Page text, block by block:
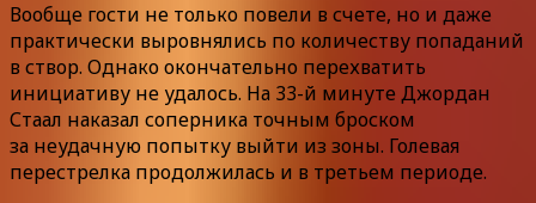
Вообще гости не только повели в счете, но и даже
практически выровнялись по количеству попаданий
в створ. Однако окончательно перехватить
инициативу не удалось. На 33-й минуте Джордан
Стаал наказал соперника точным броском
за неудачную попытку выйти из зоны. Голевая
перестрелка продолжилась и в третьем периоде.